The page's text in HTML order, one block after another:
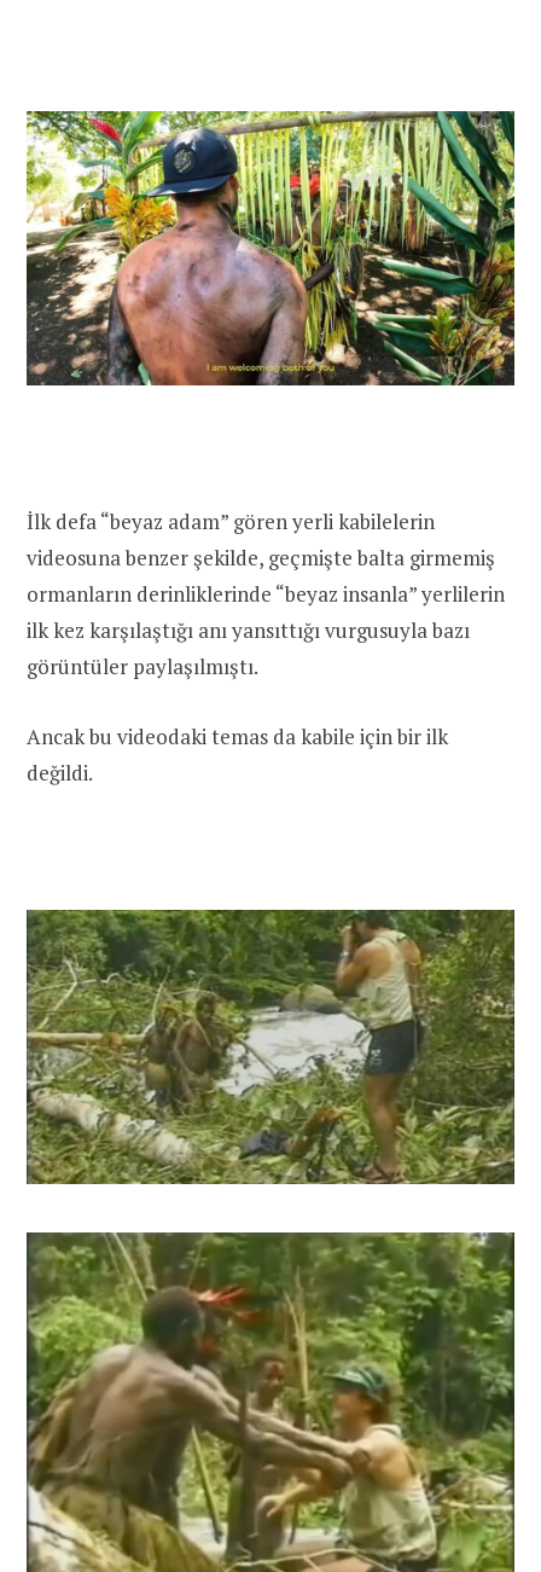
İlk defa “beyaz adam” gören yerli kabilelerin
videosuna benzer şekilde, geçmişte balta girmemiş
ormanların derinliklerinde “beyaz insanla” yerlilerin
ilk kez karşılaştığı anı yansıttığı vurgusuyla bazı
görüntüler paylaşılmıştı.
Ancak bu videodaki temas da kabile için bir ilk
değildi.